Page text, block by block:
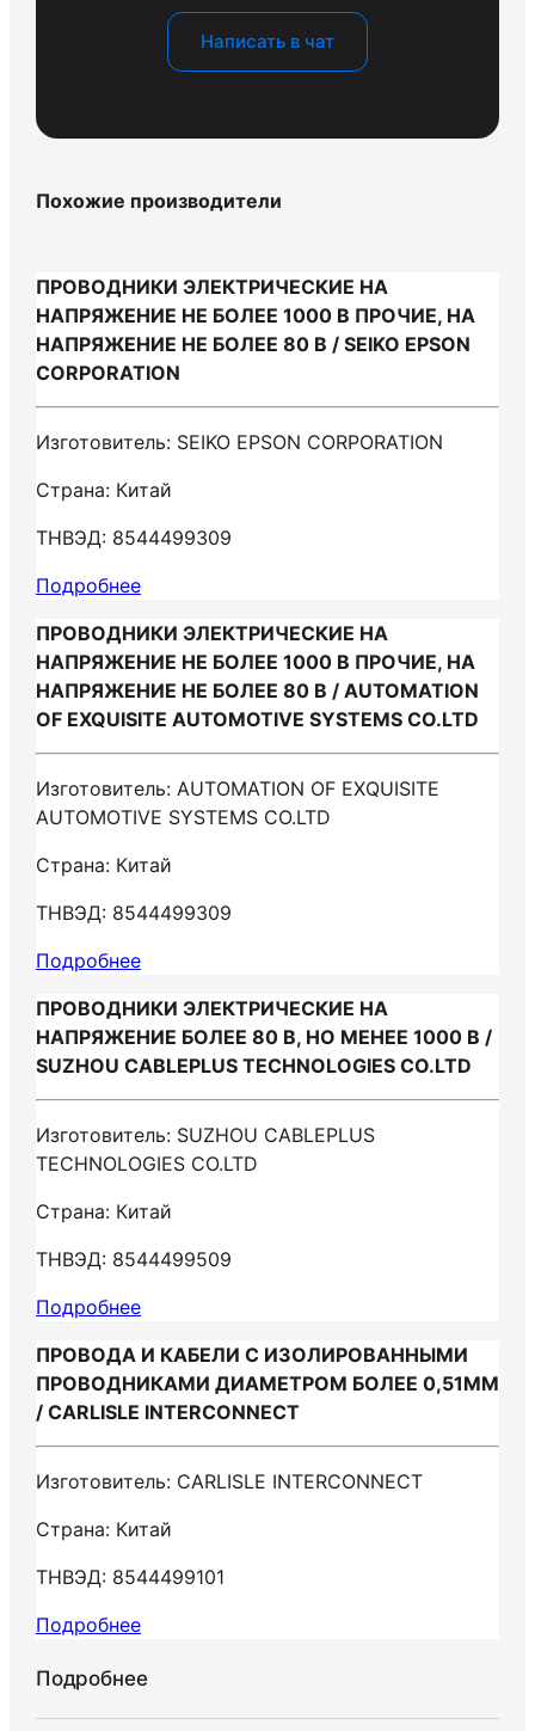
Написать в чат
Похожие производители
ПРОВОДНИКИ ЭЛЕКТРИЧЕСКИЕ НА
НАПРЯЖЕНИЕ НЕ БОЛЕЕ 1000 В ПРОЧИЕ, НА
НАПРЯЖЕНИЕ НЕ БОЛЕЕ 80 В / SEIKO EPSON
CORPORATION
Изготовитель: SEIKO EPSON CORPORATION
Страна: Китай
ТНВЭД: 8544499309
Подробнее
ПРОВОДНИКИ ЭЛЕКТРИЧЕСКИЕ НА
НАПРЯЖЕНИЕ НЕ БОЛЕЕ 1000 В ПРОЧИЕ, НА
НАПРЯЖЕНИЕ НЕ БОЛЕЕ 80 В / AUTOMATION
OF EXQUISITE AUTOMOTIVE SYSTEMS CO.LTD
Изготовитель: AUTOMATION OF EXQUISITE
AUTOMOTIVE SYSTEMS CO.LTD
Страна: Китай
ТНВЭД: 8544499309
Подробнее
ПРОВОДНИКИ ЭЛЕКТРИЧЕСКИЕ НА
НАПРЯЖЕНИЕ БОЛЕЕ 80 В, НО МЕНЕЕ 1000 В /
SUZHOU CABLEPLUS TECHNOLOGIES CO.LTD
Изготовитель: SUZHOU CABLEPLUS
TECHNOLOGIES CO.LTD
Страна: Китай
ТНВЭД: 8544499509
Подробнее
ПРОВОДА И КАБЕЛИ С ИЗОЛИРОВАННЫМИ
ПРОВОДНИКАМИ ДИАМЕТРОМ БОЛЕЕ 0,51ММ
/ CARLISLE INTERCONNECT
Изготовитель: CARLISLE INTERCONNECT
Страна: Китай
ТНВЭД: 8544499101
Подробнее
Подробнее